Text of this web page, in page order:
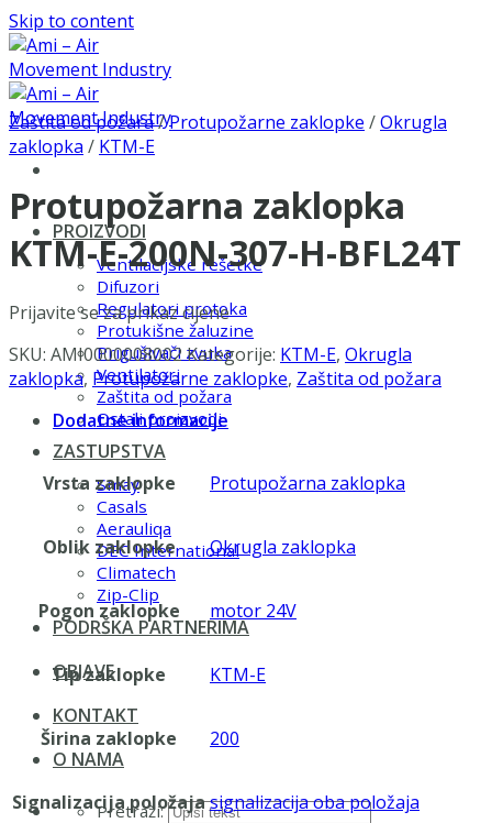
Skip to content
PROIZVODI
Ventilacijske rešetke
Difuzori
Regulatori protoka
Protukišne žaluzine
Prigušivači zvuka
Ventilatori
Zaštita od požara
Ostali proizvodi
ZASTUPSTVA
Smay
Casals
Aerauliqa
DEC International
Climatech
Zip-Clip
PODRŠKA PARTNERIMA
OBJAVE
KONTAKT
O NAMA
Pretraži:
Zaštita od požara/Protupožarne zaklopke /Okrugla
zaklopka / KTM-E
Protupožarna zaklopka
KTM-E-200N-307-H-BFL24T
Prijavite se za prikaz cijene
SKU: AMI0000008002Kategorije: KTM-E, Okrugla
zaklopka, Protupožarne zaklopke, Zaštita od požara
Dodatne informacije
Vrsta zaklopke Protupožarna zaklopka
Oblik zaklopke Okrugla zaklopka
Pogon zaklopke motor 24V
Tip zaklopke KTM-E
Širina zaklopke 200
Signalizacija položajasignalizacija oba položaja